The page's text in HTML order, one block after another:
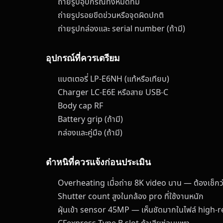
ถ่ายรูปรอยขีดข่วนหรือจุดผิดปกติ
ถ่ายรูปกล่องและ serial number (ถ้ามี)
อุปกรณ์ที่ควรเตรียม
แบตเตอรี่ LP-E6NH (แท้หรือเทียบ)
Charger LC-E6E หรือสาย USB-C
Body cap RF
Battery grip (ถ้ามี)
กล่องและคู่มือ (ถ้ามี)
ตำหนิที่ควรแจ้งก่อนประเมิน
Overheating เมื่อถ่าย 8K video นาน — ต้องเช็ก
Shutter count สูงในกล้อง pro ที่ใช้งานหนัก
ฝุ่นเข้า sensor 45MP — เห็นชัดมากในไฟล์ high-